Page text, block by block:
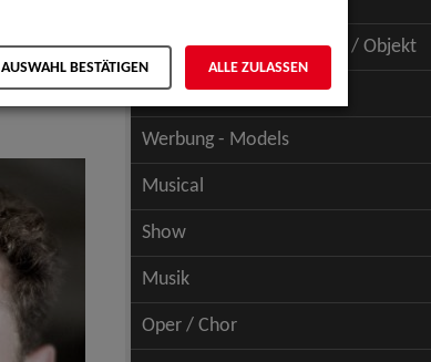
Schauspiel - Figur / Puppe / Objekt
Werbung - Talents
Werbung - Models
Musical
Show
Musik
Oper / Chor
AUSWAHL BESTÄTIGEN ALLE ZULASSEN